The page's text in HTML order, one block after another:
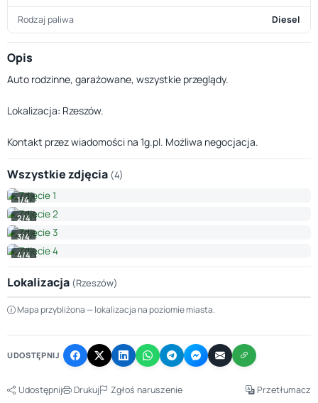
Rodzaj paliwa Diesel
Opis
Auto rodzinne, garażowane, wszystkie przeglądy.
Lokalizacja: Rzeszów.
Kontakt przez wiadomości na 1g.pl. Możliwa negocjacja.
Wszystkie zdjęcia (4)
1/4
2/4
3/4
4/4
Lokalizacja (Rzeszów)
+
−
Mapa przybliżona — lokalizacja na poziomie miasta.
UDOSTĘPNIJ
Udostępnij Drukuj Zgłoś naruszenie Przetłumacz